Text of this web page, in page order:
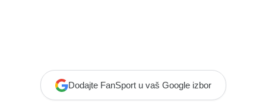
Dodajte FanSport u vaš Google izbor